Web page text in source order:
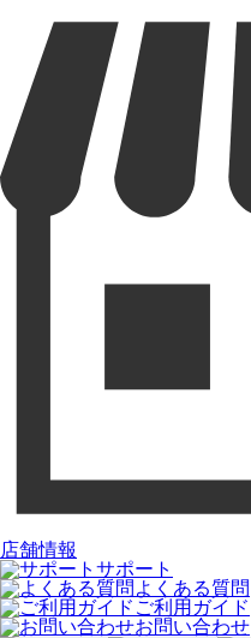
店舗情報
サポート
よくある質問
ご利用ガイド
お問い合わせ